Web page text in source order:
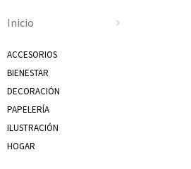
Inicio
ACCESORIOS
BIENESTAR
DECORACIÓN
PAPELERÍA
ILUSTRACIÓN
HOGAR